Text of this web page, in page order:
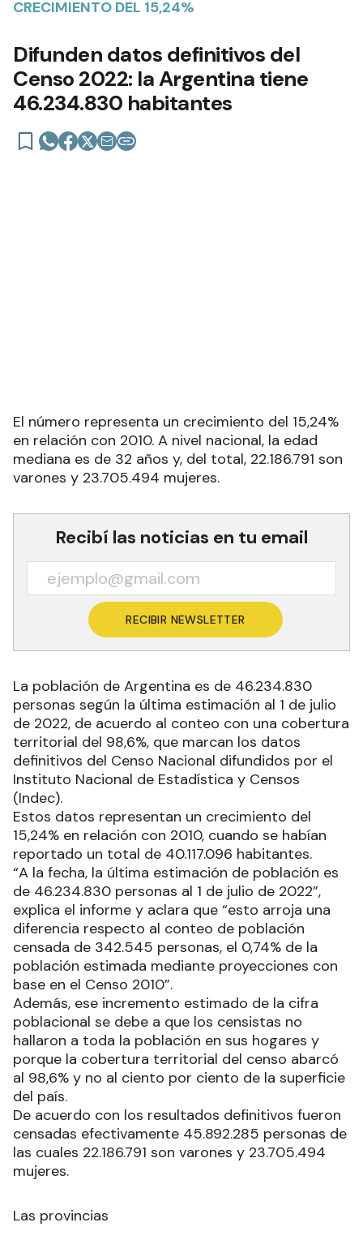
CRECIMIENTO DEL 15,24%
Difunden datos definitivos del
Censo 2022: la Argentina tiene
46.234.830 habitantes
El número representa un crecimiento del 15,24%
en relación con 2010. A nivel nacional, la edad
mediana es de 32 años y, del total, 22.186.791 son
varones y 23.705.494 mujeres.
Recibí las noticias en tu email
RECIBIR NEWSLETTER
La población de Argentina es de 46.234.830
personas según la última estimación al 1 de julio
de 2022, de acuerdo al conteo con una cobertura
territorial del 98,6%, que marcan los datos
definitivos del Censo Nacional difundidos por el
Instituto Nacional de Estadística y Censos
(Indec).
Estos datos representan un crecimiento del
15,24% en relación con 2010, cuando se habían
reportado un total de 40.117.096 habitantes.
“A la fecha, la última estimación de población es
de 46.234.830 personas al 1 de julio de 2022”,
explica el informe y aclara que “esto arroja una
diferencia respecto al conteo de población
censada de 342.545 personas, el 0,74% de la
población estimada mediante proyecciones con
base en el Censo 2010”.
Además, ese incremento estimado de la cifra
poblacional se debe a que los censistas no
hallaron a toda la población en sus hogares y
porque la cobertura territorial del censo abarcó
al 98,6% y no al ciento por ciento de la superficie
del país.
De acuerdo con los resultados definitivos fueron
censadas efectivamente 45.892.285 personas de
las cuales 22.186.791 son varones y 23.705.494
mujeres.
Las provincias